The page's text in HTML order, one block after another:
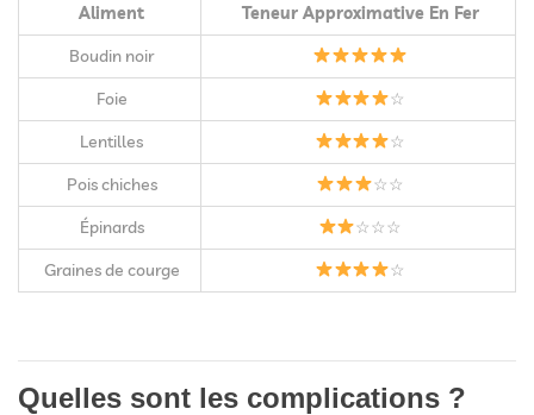
Aliment
Teneur Approximative En Fer
Boudin noir
Foie
☆
Lentilles
☆
Pois chiches
☆☆
Épinards
☆☆☆
Graines de courge
☆
Quelles sont les complications ?